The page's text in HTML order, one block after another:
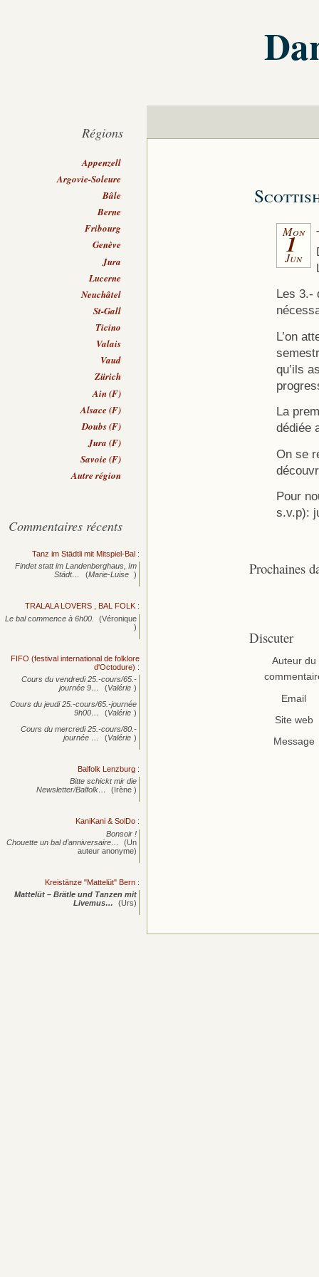
Mon
1
Jun
Les 3.-
L’on
qu’ils
La
dédiée
On se
Pour
s.v.p):
Prochaines
Discuter
Auteur du
Email
Site web
Message
Régions
Appenzell
Argovie-Soleure
Bâle
Berne
Fribourg
Genève
Jura
Lucerne
Neuchâtel
St-Gall
Ticino
Valais
Vaud
Zürich
Ain (F)
Alsace (F)
Doubs (F)
Jura (F)
Savoie (F)
Autre région
Commentaires récents
Tanz im Städtli mit Mitspiel-Bal :
Findet statt im Landenberghaus, Im
Städt…
(Marie-Luise )
TRALALA LOVERS , BAL FOLK :
Le bal commence à 6h00.
(Véronique
)
FIFO (festival international de folklore
d'Octodure) :
Cours du vendredi 25.-cours/65.-
journée 9… (Valérie )
Cours du jeudi 25.-cours/65.-journée
9h00…
(Valérie )
Cours du mercredi 25.-cours/80.-
journée … (Valérie )
Balfolk Lenzburg :
Bitte schickt mir die
Newsletter/Balfolk…
(Irène )
KaniKani & SolDo :
Bonsoir !
Chouette un bal d’anniversaire…
(Un
auteur anonyme)
Kreistänze "Mattelüt" Bern :
Mattelüt – Brätle und Tanzen mit
Livemus…
(Urs)